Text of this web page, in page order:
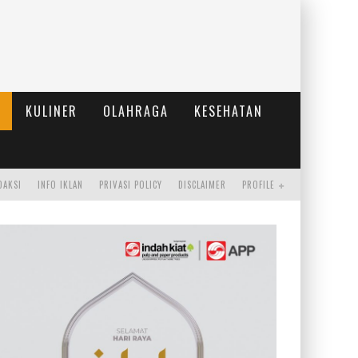
KULINER OLAHRAGA
KESEHATAN
PROFILE
DISCLAIMER
PRIVASI POLICY
INFO IKLAN